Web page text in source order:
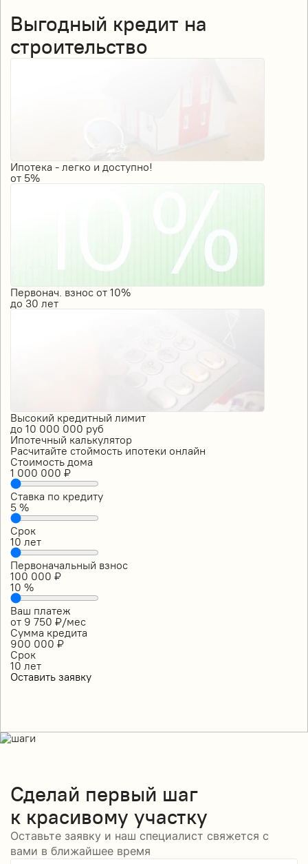
Выгодный кредит на
строительство
Ипотека - легко и доступно!
от 5%
Первонач. взнос от 10%
до 30 лет
Высокий кредитный лимит
до 10 000 000 руб
Ипотечный калькулятор
Расчитайте стоймость ипотеки онлайн
Стоимость дома
1 000 000 ₽
Ставка по кредиту
5 %
Срок
10 лет
Первоначальный взнос
100 000 ₽
10 %
Ваш платеж
от 9 750 ₽/мес
Сумма кредита
900 000 ₽
Срок
10 лет
Оставить заявку
Сделай первый шаг
к красивому участку
Оставьте заявку и наш специалист свяжется с
вами в ближайшее время